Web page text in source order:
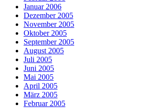
Januar 2006
Dezember 2005
November 2005
Oktober 2005
September 2005
August 2005
Juli 2005
Juni 2005
Mai 2005
April 2005
März 2005
Februar 2005